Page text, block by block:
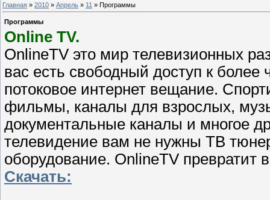
Главная » 2010 » Апрель » 11 » Программы
Программы
Online TV.
OnlineTV это мир телевизионных
вас есть свободный доступ к
потоковое интернет вещание.
фильмы, каналы для взрослых,
документальные каналы и многое
телевидение вам не нужны ТВ
оборудование. OnlineTV
Скачать: